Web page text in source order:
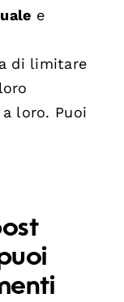
e
di limitare
loro. Puoi